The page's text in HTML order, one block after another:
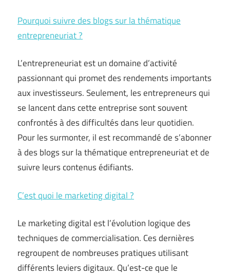
Pourquoi suivre des blogs sur la thématique
entrepreneuriat ?
L’entrepreneuriat est un domaine d’activité
passionnant qui promet des rendements importants
aux investisseurs. Seulement, les entrepreneurs qui
se lancent dans cette entreprise sont souvent
confrontés à des difficultés dans leur quotidien.
Pour les surmonter, il est recommandé de s’abonner
à des blogs sur la thématique entrepreneuriat et de
suivre leurs contenus édifiants.
C’est quoi le marketing digital ?
Le marketing digital est l’évolution logique des
techniques de commercialisation. Ces dernières
regroupent de nombreuses pratiques utilisant
différents leviers digitaux. Qu’est-ce que le